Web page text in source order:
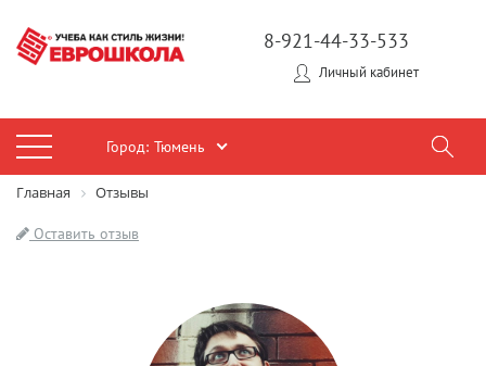
8-921-44-33-533
Личный кабинет
Город: Тюмень
Главная Отзывы
Оставить отзыв